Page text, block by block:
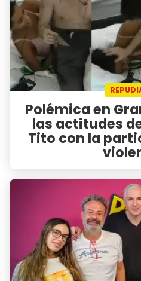
Polémica en
las actitudes
Tito con la